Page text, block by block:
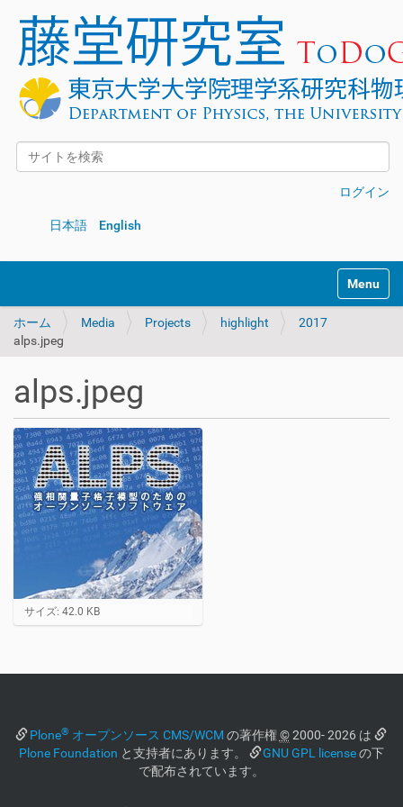
サイトを検索
ログイン
日本語 English
Toggle
ホーム Media Projects highlight
2017
alps.jpeg
alps.jpeg
フ
ル
ズ
見
る
サイズ: 42.0 KB
Plone® オープンソース CMS/WCM の著作権©2000- 2026 は
Plone Foundation と支持者にあります。 GNU GPL licenseの下
で配布されています。